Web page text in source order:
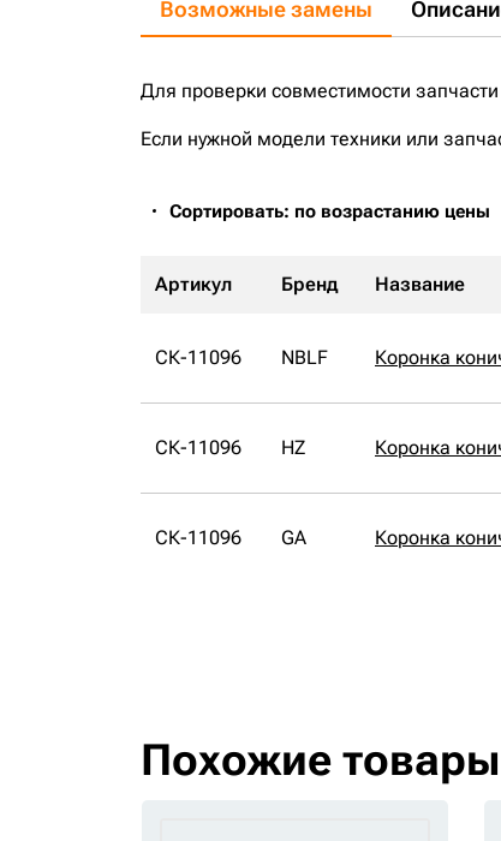
Возможные замены
Для проверки совместимости
Если нужной модели техники или
Сортировать: по возрастанию цены
Артикул Бренд Название
СК-11096 NBLF Коронка
СК-11096 HZ Коронка
СК-11096 GA Коронка
Похожие товары